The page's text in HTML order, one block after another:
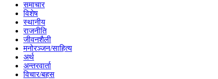
समाचार
विशेष
स्थानीय
राजनीति
जीवनशैली
मनोरञ्जन/साहित्य
अर्थ
अन्तरवार्ता
विचार/बहस